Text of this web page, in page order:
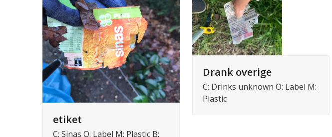
etiket
C: Sinas O: Label M: Plastic B:
Drank overige
C: Drinks unknown O: Label M:
Plastic